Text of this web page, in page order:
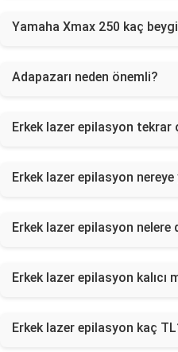
Yamaha Xmax 250 kaç
Adapazarı neden önemli?
Erkek lazer epilasyon tekrar
Erkek lazer epilasyon nereye
Erkek lazer epilasyon nelere
Erkek lazer epilasyon kalıcı
Erkek lazer epilasyon kaç